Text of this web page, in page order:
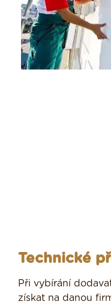
Technické
Při vybírání
získat na danou